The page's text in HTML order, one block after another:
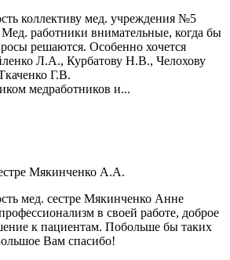
коллективу мед. учреждения №5
работники внимательные, когда бы
решаются. Особенно хочется
Л.А., Курбатову Н.В., Челохову
Г.В.
медработников и...
Мякинченко А.А.
мед. сестре Мякинченко Анне
в своей работе, доброе
к пациентам. Побольше бы таких
Вам спасибо!